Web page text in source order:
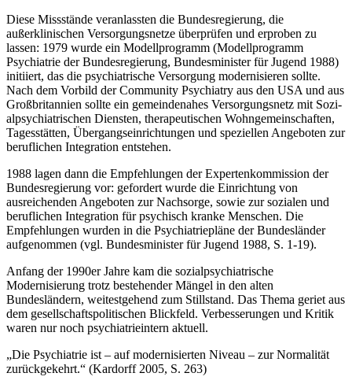
Diese Missstände veranlassten die Bundesregierung, die
außerklinischen Versorgungsnetze überprüfen und erproben zu
lassen: 1979 wurde ein Modellprogramm (Modellprogramm
Psychiatrie der Bundesregierung, Bundesminister für Jugend 1988)
initiiert, das die psy­chiatrische Versorgung modernisieren sollte.
Nach dem Vorbild der Community Psychiatry aus den USA und aus
Großbritannien sollte ein gemeindenahes Versorgungsnetz mit Sozi­
alpsychiatrischen Diensten, therapeutischen Wohngemeinschaften,
Tagesstätten, Über­gangseinrichtungen und speziellen Angeboten zur
beruflichen Integration entstehen.
1988 lagen dann die Empfehlungen der Expertenkommission der
Bundesregierung vor: ge­fordert wurde die Einrichtung von
ausreichenden Angeboten zur Nachsorge, sowie zur so­zialen und
beruflichen Integration für psychisch kranke Menschen. Die
Empfehlungen wurden in die Psychiatriepläne der Bundesländer
aufgenommen (vgl. Bundesminister für Jugend 1988, S. 1-19).
Anfang der 1990er Jahre kam die sozialpsychiatrische
Modernisierung trotz bestehender Mängel in den alten
Bundesländern, weitestgehend zum Stillstand. Das Thema geriet aus
dem gesellschaftspolitischen Blickfeld. Verbesserungen und Kritik
waren nur noch psychi­atrieintern aktuell.
„Die Psychiatrie ist – auf modernisierten Niveau – zur Normalität
zurückgekehrt.“ (Kar­dorff 2005, S. 263)